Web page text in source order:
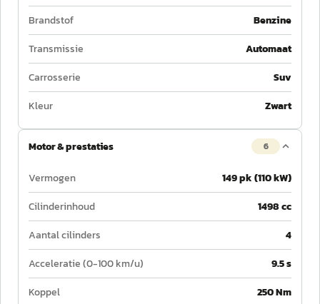
Brandstof
Benzine
Transmissie
Automaat
Carrosserie
Suv
Kleur
Zwart
Motor & prestaties 6
Vermogen
149 pk (110 kW)
Cilinderinhoud
1498 cc
Aantal cilinders
4
Acceleratie (0-100 km/u)
9.5 s
Koppel
250 Nm